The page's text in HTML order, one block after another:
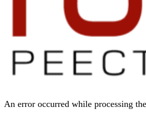
An error occurred while processing